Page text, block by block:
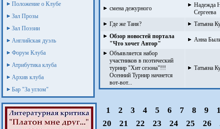
Положение о Клубе
Зал Прозы
Зал Поэзии
Английская дуэль
Форум Клуба
Атрибутика клуба
Архив клуба
Бар "За углом"
смена дежурного
Надежда
Сергеева
Где же Таня?
Татьяна
Обзор новостей портала
"Что хочет Автор"
Анна
Объявляется набор
участников в поэтический
турнир "Хит сезона"!!!
Осенний Турнир начнется
вот-вот...
Татьяна
1 2 3 4 5 6 7 8 9
20
21 22 23 24 25 26